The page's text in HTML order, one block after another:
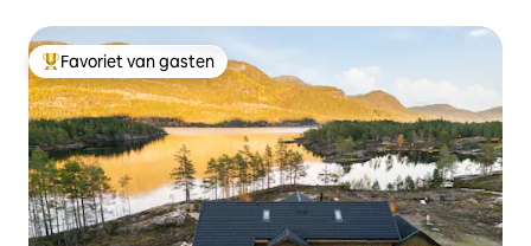
Topfavoriet van gasten
Favoriet van gasten